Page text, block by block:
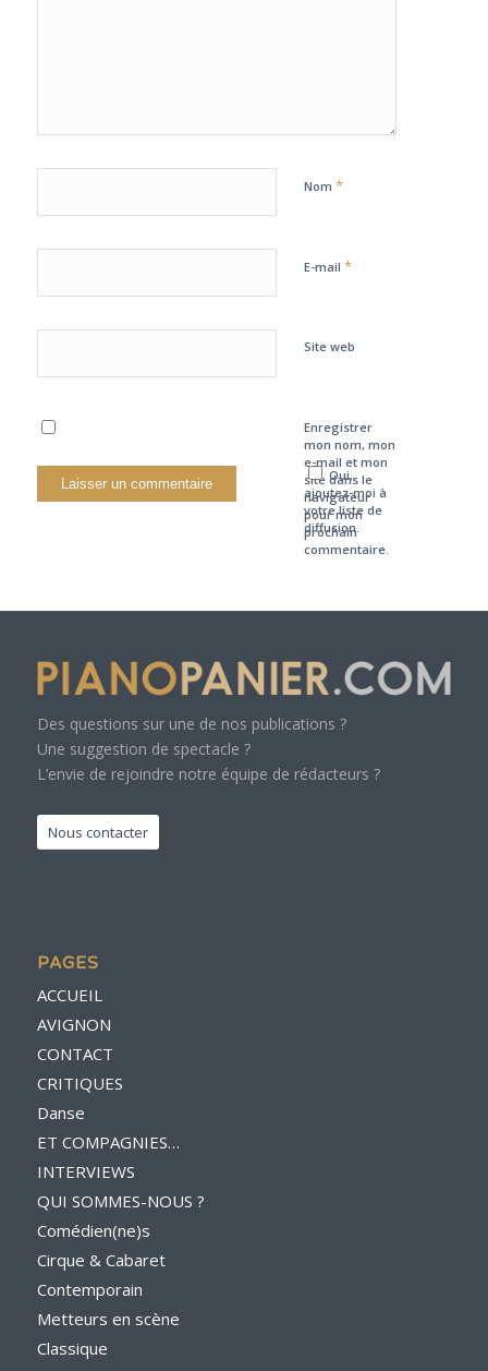
Nom *
E-mail *
Site web
Enregistrer
mon nom, mon
e-mail et mon
site dans le
navigateur
pour mon
prochain
commentaire.
Oui,
ajoutez-moi à
votre liste de
diffusion.
Des questions sur une de nos publications ?
Une suggestion de spectacle ?
L’envie de rejoindre notre équipe de rédacteurs ?
Nous contacter
PAGES
ACCUEIL
AVIGNON
CONTACT
CRITIQUES
Danse
ET COMPAGNIES…
INTERVIEWS
QUI SOMMES-NOUS ?
Comédien(ne)s
Cirque & Cabaret
Contemporain
Metteurs en scène
Classique